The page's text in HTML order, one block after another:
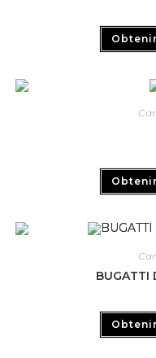
BUGATTI